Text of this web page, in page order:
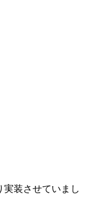
実装させていまし